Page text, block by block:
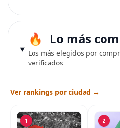
Lo más
Los más elegidos por
verificados
Ver rankings por ciudad →
1 2